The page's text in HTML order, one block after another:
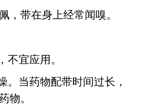
，带在身上经常闻嗅。
宜应用。
。当药物配带时间过长，
物。